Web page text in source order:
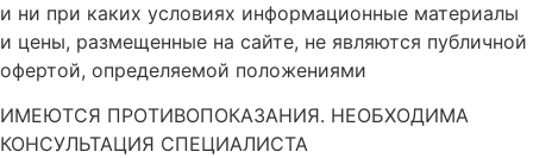
и ни при каких условиях информационные материалы
и цены, размещенные на сайте, не являются публичной
офертой, определяемой положениями
ИМЕЮТСЯ ПРОТИВОПОКАЗАНИЯ. НЕОБХОДИМА
КОНСУЛЬТАЦИЯ СПЕЦИАЛИСТА